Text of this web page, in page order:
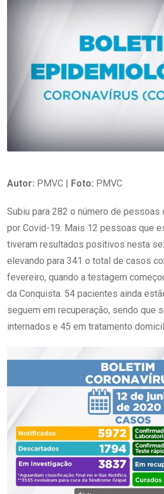
Autor: PMVC | Foto: PMVC
Subiu para 282 o número de pessoas
por Covid-19. Mais 12 pessoas que
tiveram resultados positivos nesta
elevando para 341 o total de casos
fevereiro, quando a testagem
da Conquista. 54 pacientes ainda
seguem em recuperação, sendo que
internados e 45 em tratamento